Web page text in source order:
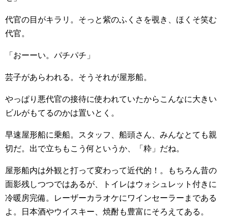
代官の目がキラリ。そっと紫のふくさを覗き、ほくそ笑む
代官。
「おーーい。パチパチ」
芸子があらわれる。そうそれが屋形船。
やっぱり悪代官の接待に使われていたからこんなに大きい
ビルがもてるのかは置いとく。
早速屋形船に乗船。スタッフ、船頭さん、みんなとても親
切だ。出で立ちもこう何というか、「粋」だね。
屋形船内は外観と打って変わって近代的！。もちろん昔の
面影残しつつではあるが、トイレはウォシュレット付きに
冷暖房完備。レーザーカラオケにワインセーラーまである
よ。日本酒やウイスキー、焼酎も豊富にそろえてある。